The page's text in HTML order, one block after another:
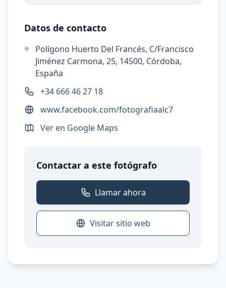
Datos de contacto
Polígono Huerto Del Francés, C/Francisco
Jiménez Carmona, 25, 14500, Córdoba,
España
+34 666 46 27 18
www.facebook.com/fotografiaalc7
Ver en Google Maps
Contactar a este fotógrafo
Llamar ahora
Visitar sitio web